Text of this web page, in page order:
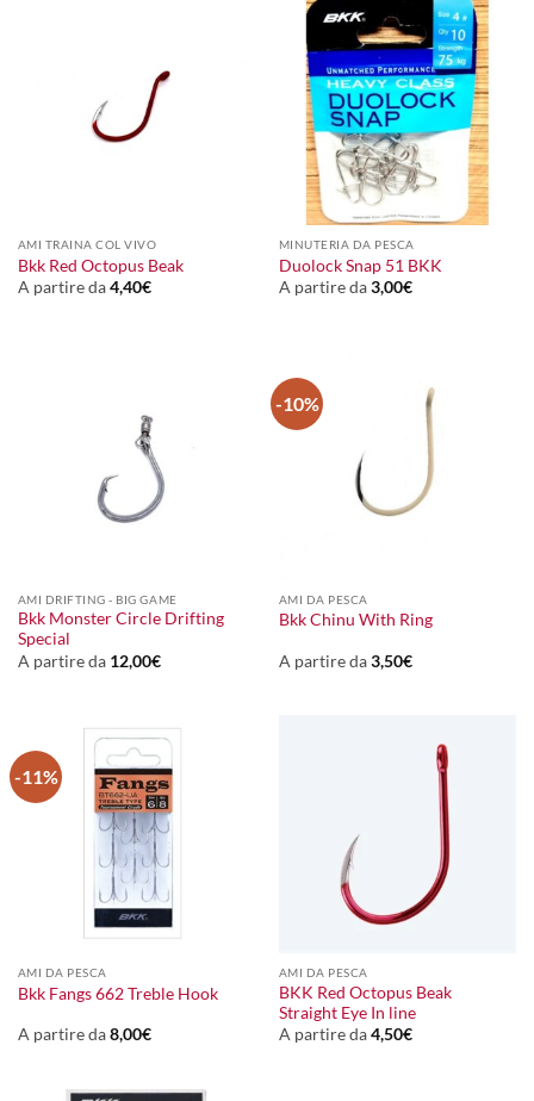
AMI TRAINA COL VIVO
Bkk Red Octopus Beak
A partire da4,40€
MINUTERIA DA PESCA
Duolock Snap 51 BKK
A partire da3,00€
AMI DRIFTING - BIG GAME
Bkk Monster Circle Drifting
Special
A partire da 12,00€
-10%
AMI DA PESCA
Bkk Chinu With Ring
A partire da3,50€
-11%
AMI DA PESCA
Bkk Fangs 662 Treble Hook
A partire da8,00€
AMI DA PESCA
BKK Red Octopus Beak
Straight Eye In line
A partire da4,50€